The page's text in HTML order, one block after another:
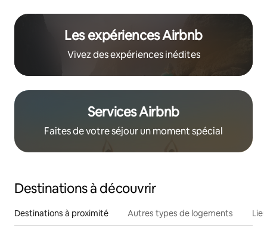
Les expériences Airbnb
Vivez des expériences inédites
Services Airbnb
Faites de votre séjour un moment spécial
Destinations à découvrir
Destinations à proximité Autres types de logements